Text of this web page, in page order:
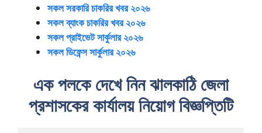
সকল সরকারি চাকরির খবর ২০২৬
সকল ব্যাংক চাকরির খবর ২০২৬
সকল প্রাইভেট সার্কুলার ২০২৬
সকল ডিফেন্স সার্কুলার ২০২৬
এক পলকে দেখে নিন ঝালকাঠি জেলা
প্রশাসকের কার্যালয় নিয়োগ বিজ্ঞপ্তিটি